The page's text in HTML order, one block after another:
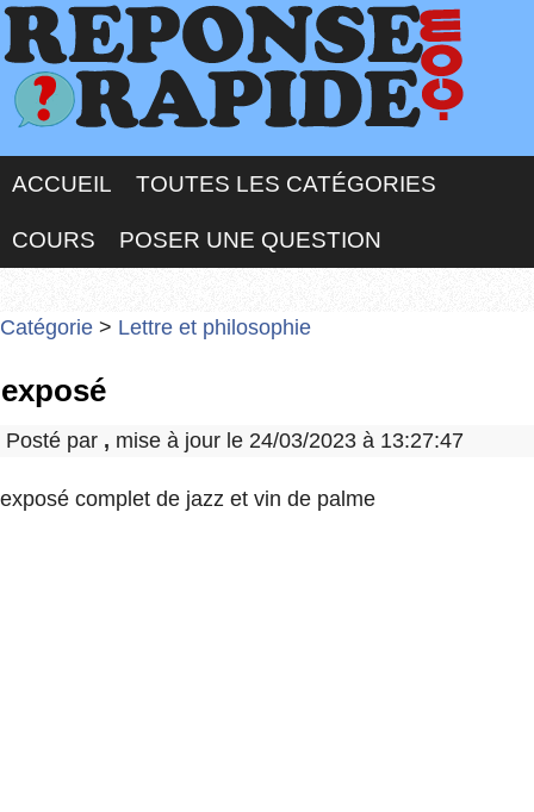
ACCUEIL TOUTES LES CATÉGORIES
COURS POSER UNE QUESTION
Catégorie > Lettre et philosophie
exposé
Posté par , mise à jour le 24/03/2023 à 13:27:47
exposé complet de jazz et vin de palme